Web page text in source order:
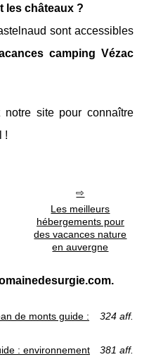
les châteaux ?
sont accessibles
camping Vézac
notre site pour connaître
!
Les meilleurs
hébergements pour
des vacances nature
en auvergne
de monts guide :
324 aff.
: environnement 381 aff.